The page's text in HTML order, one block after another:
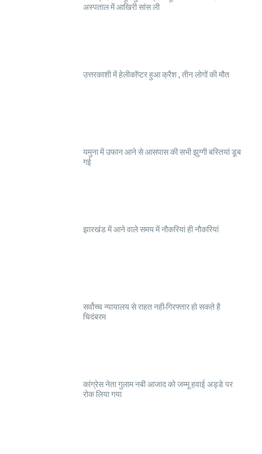
अस्पताल में आखिरी सांस ली
उत्तरकाशी में हेलीकॉप्टर हुआ क्रैश , तीन लोगों की मौत
यमुना में उफान आने से आसपास की सभी झुग्गी बस्तियां डूब
गई
झारखंड में आने वाले समय में नौकरियां ही नौकरियां
सर्वोच्च न्यायालय से राहत नही-गिरफ्तार हो सकते है
चिदंबरम
कांग्रेस नेता गुलाम नबी आजाद को जम्मू हवाई अड्डे पर
रोक लिया गया